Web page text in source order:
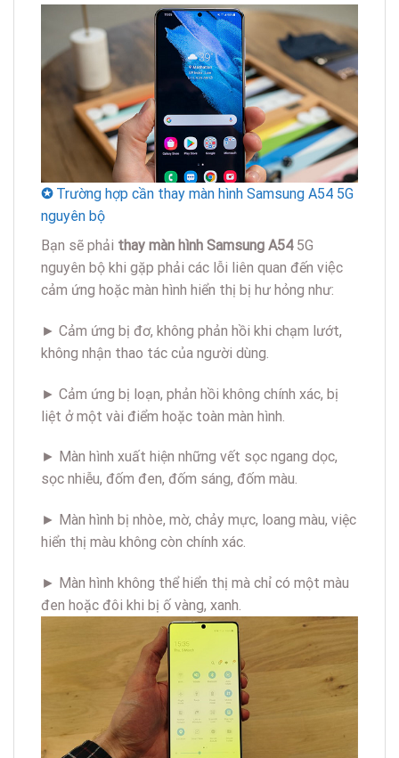
✪Trường hợp cần thay màn hình Samsung A54 5G
nguyên bộ
Bạn sẽ phải thay màn hình Samsung A545G
nguyên bộ khi gặp phải các lỗi liên quan đến việc
cảm ứng hoặc màn hình hiển thị bị hư hỏng như:
► Cảm ứng bị đơ, không phản hồi khi chạm lướt,
không nhận thao tác của người dùng.
► Cảm ứng bị loạn, phản hồi không chính xác, bị
liệt ở một vài điểm hoặc toàn màn hình.
► Màn hình xuất hiện những vết sọc ngang dọc,
sọc nhiễu, đốm đen, đốm sáng, đốm màu.
► Màn hình bị nhòe, mờ, chảy mực, loang màu, việc
hiển thị màu không còn chính xác.
► Màn hình không thể hiển thị mà chỉ có một màu
đen hoặc đôi khi bị ố vàng, xanh.